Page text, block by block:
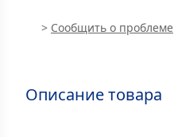
> Сообщить о проблеме
Описание товара